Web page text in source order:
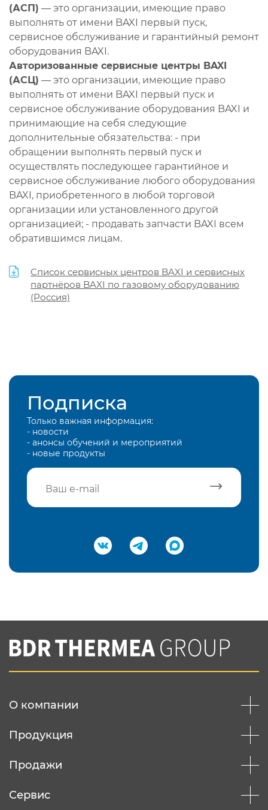
(АСП) — это организации, имеющие право
выполнять от имени BAXI первый пуск,
сервисное обслуживание и гарантийный ремонт
оборудования BAXI.
Авторизованные сервисные центры BAXI
(АСЦ) — это организации, имеющие право
выполнять от имени BAXI первый пуск и
сервисное обслуживание оборудования BAXI и
принимающие на себя следующие
дополнительные обязательства: - при
обращении выполнять первый пуск и
осуществлять последующее гарантийное и
сервисное обслуживание любого оборудования
BAXI, приобретенного в любой торговой
организации или установленного другой
организацией; - продавать запчасти BAXI всем
обратившимся лицам.
Список сервисных центров BAXI и сервисных
партнёров BAXI по газовому оборудованию
(Россия)
Подписка
Только важная информация:
- новости
- анонсы обучений и мероприятий
- новые продукты
Подтвердить e-mail
Вы соглашаетесь с нашей политикой
конфеденциальности
О компании
Продукция
Продажи
Сервис